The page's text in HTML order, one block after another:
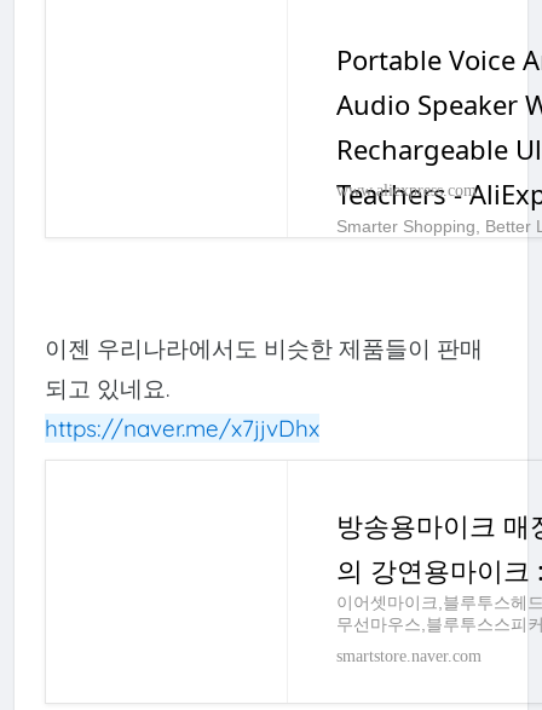
Portable Voice
Audio Speaker
Rechargeable
Teachers -
Smarter Shopping, Better
www.aliexpress.com
이젠 우리나라에서도 비슷한 제품들이 판매
되고 있네요.
https://naver.me/x7jjvDhx
방송용마이크
의 강연용마이크
이어셋마이크,블루투스헤
무선마우스,블루투스스피
smartstore.naver.com